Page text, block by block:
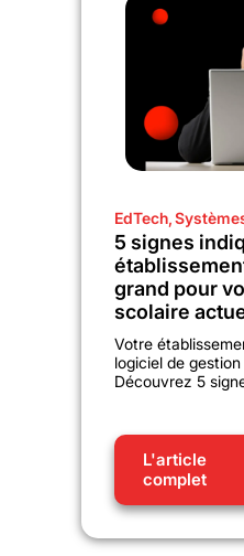
EdTech,
5 signes
grand pour
scolaire
Votre
logiciel de
Découvrez 5
L'article
complet